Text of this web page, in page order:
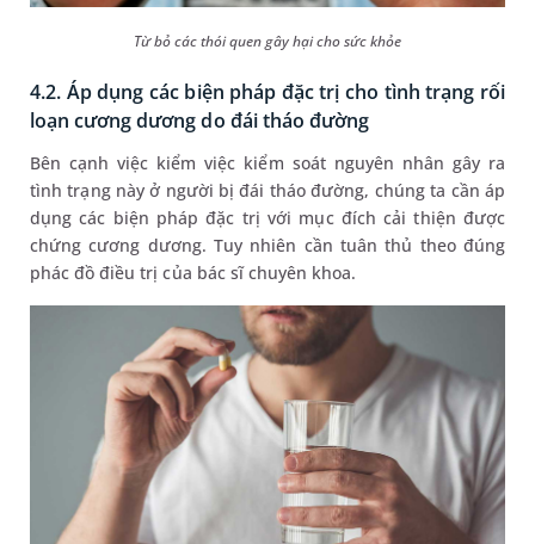
Từ bỏ các thói quen gây hại cho sức khỏe
4.2. Áp dụng các biện pháp đặc trị cho tình trạng rối
loạn cương dương do đái tháo đường
Bên cạnh việc kiểm việc kiểm soát nguyên nhân gây ra
tình trạng này ở người bị đái tháo đường, chúng ta cần áp
dụng các biện pháp đặc trị với mục đích cải thiện được
chứng cương dương. Tuy nhiên cần tuân thủ theo đúng
phác đồ điều trị của bác sĩ chuyên khoa.